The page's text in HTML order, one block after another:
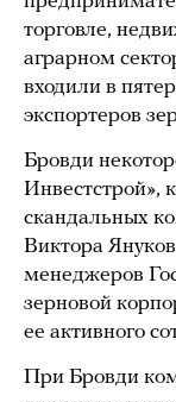
торговле,
аграрном
входили в
экспортеров
Бровди
Инвестстрой»,
скандальных
Виктора
менеджеров
зерновой
ее активного
При Бровди